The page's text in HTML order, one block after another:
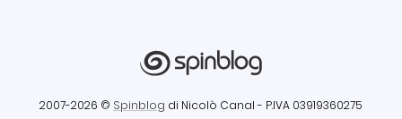
2007-2026 © Spinblog di Nicolò Canal - P.IVA 03919360275